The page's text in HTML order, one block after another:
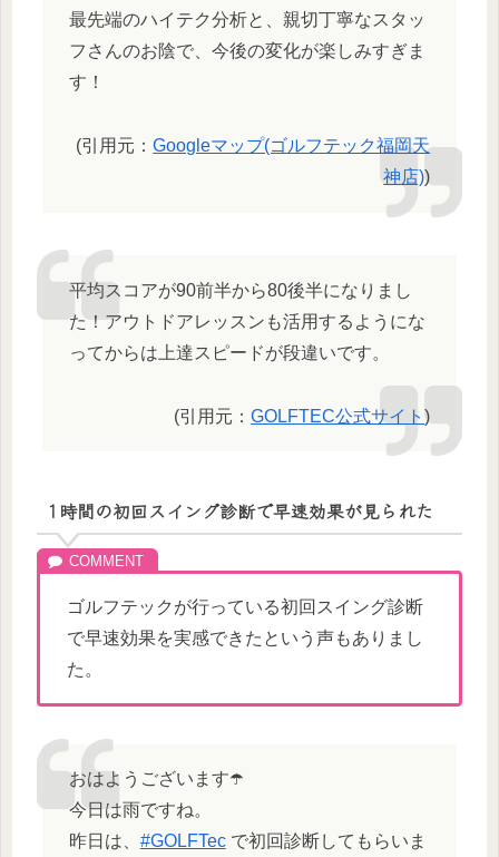
最先端のハイテク分析と、親切丁寧なスタッ
フさんのお陰で、今後の変化が楽しみすぎま
す！
(引用元：Googleマップ(ゴルフテック福岡天
神店))
平均スコアが90前半から80後半になりまし
た！アウトドアレッスンも活用するようにな
ってからは上達スピードが段違いです。
(引用元：GOLFTEC公式サイト)
1時間の初回スイング診断で早速効果が見られた
ゴルフテックが行っている初回スイング診断
で早速効果を実感できたという声もありまし
た。
おはようございます☂️
今日は雨ですね。
昨日は、 #GOLFTecで初回診断してもらいま